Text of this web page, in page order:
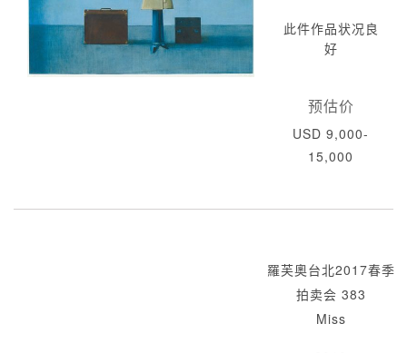
此件作品状况良
好
预估价
USD 9,000-
15,000
羅芙奧台北2017春季
拍卖会 383
Miss